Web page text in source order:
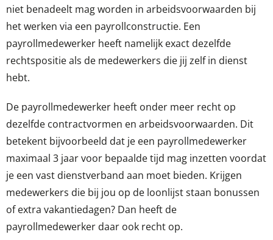
niet benadeelt mag worden in arbeidsvoorwaarden bij
het werken via een payrollconstructie. Een
payrollmedewerker heeft namelijk exact dezelfde
rechtspositie als de medewerkers die jij zelf in dienst
hebt.
De payrollmedewerker heeft onder meer recht op
dezelfde contractvormen en arbeidsvoorwaarden. Dit
betekent bijvoorbeeld dat je een payrollmedewerker
maximaal 3 jaar voor bepaalde tijd mag inzetten voordat
je een vast dienstverband aan moet bieden. Krijgen
medewerkers die bij jou op de loonlijst staan bonussen
of extra vakantiedagen? Dan heeft de
payrollmedewerker daar ook recht op.